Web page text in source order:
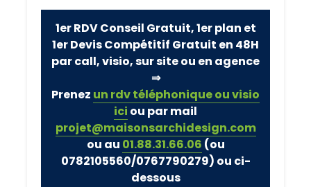
1er RDV Conseil Gratuit, 1er plan et
1er Devis Compétitif Gratuit en 48H
par call, visio, sur site ou en agence
⇒
Prenez un rdv téléphonique ou visio
ici ou par mail
projet@maisonsarchidesign.com
ou au 01.88.31.66.06 (ou
0782105560/0767790279) ou ci-
dessous